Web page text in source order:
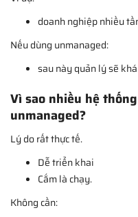
doanh nghiệp nhiều
Nếu dùng unmanaged:
sau này quản lý sẽ khá
Vì sao nhiều hệ
unmanaged?
Lý do rất thực tế.
Dễ triển khai
Cắm là chạy.
Không cần: